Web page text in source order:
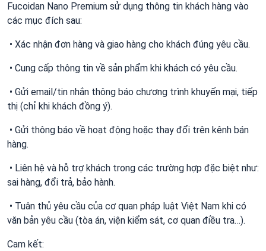
Fucoidan Nano Premium sử dụng thông tin khách hàng vào
các mục đích sau:
• Xác nhận đơn hàng và giao hàng cho khách đúng yêu cầu.
• Cung cấp thông tin về sản phẩm khi khách có yêu cầu.
• Gửi email/tin nhắn thông báo chương trình khuyến mại, tiếp
thị (chỉ khi khách đồng ý).
• Gửi thông báo về hoạt động hoặc thay đổi trên kênh bán
hàng.
• Liên hệ và hỗ trợ khách trong các trường hợp đặc biệt như:
sai hàng, đổi trả, bảo hành.
• Tuân thủ yêu cầu của cơ quan pháp luật Việt Nam khi có
văn bản yêu cầu (tòa án, viện kiểm sát, cơ quan điều tra…).
Cam kết: